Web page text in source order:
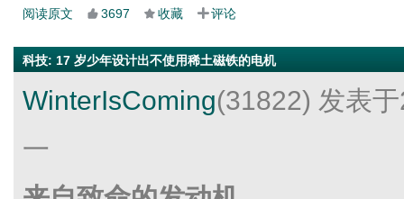
阅读原文 3697 收藏 评论
科技: 17 岁少年设计出不使用稀土磁铁的电机
WinterIsComing(31822) 发表
一